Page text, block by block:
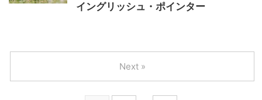
イングリッシュ・ポインター
Next »